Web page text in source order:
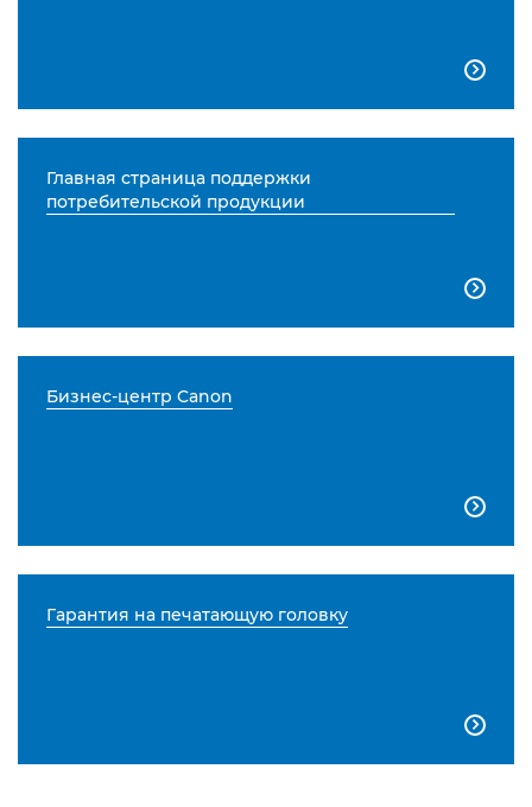

Главная страница поддержки
потребительской продукции

Бизнес-центр Canon

Гарантия на печатающую головку
